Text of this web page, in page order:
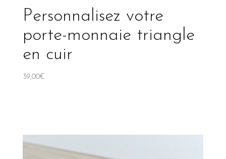
Personnalisez votre
porte-monnaie triangle
en cuir
39,00€